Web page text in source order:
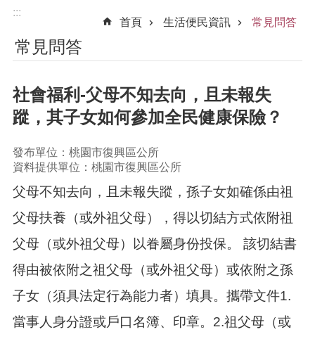
:::
首頁
生活便民資訊 常見問答
常見問答
社會福利-父母不知去向，且未報失
蹤，其子女如何參加全民健康保險？
發布單位：桃園市復興區公所
資料提供單位：桃園市復興區公所
父母不知去向，且未報失蹤，孫子女如確係由祖
父母扶養（或外祖父母），得以切結方式依附祖
父母（或外祖父母）以眷屬身份投保。 該切結書
得由被依附之祖父母（或外祖父母）或依附之孫
子女（須具法定行為能力者）填具。攜帶文件1.
當事人身分證或戶口名簿、印章。2.祖父母（或